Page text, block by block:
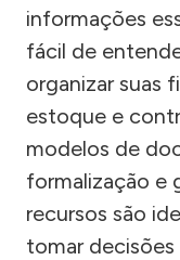
informações
fácil de
organizar suas
estoque e
modelos de
formalização e
recursos são
tomar decisões